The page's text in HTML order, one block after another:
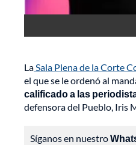
LaSala Plena de la Corte
el que se le ordenó al
calificado a las
defensora del Pueblo, Iris
Síganos en nuestro